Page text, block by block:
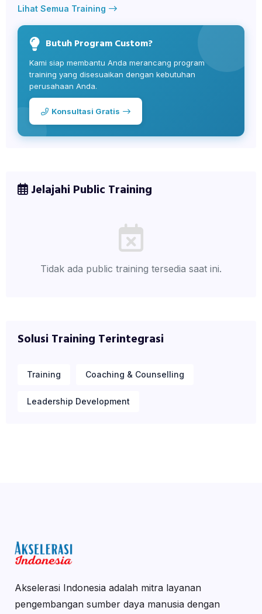
Lihat Semua Training
Butuh Program Custom?
Kami siap membantu Anda merancang program
training yang disesuaikan dengan kebutuhan
perusahaan Anda.
Konsultasi Gratis
Jelajahi Public Training
Tidak ada public training tersedia saat ini.
Solusi Training Terintegrasi
Training Coaching & Counselling
Leadership Development
Akselerasi Indonesia adalah mitra layanan
pengembangan sumber daya manusia dengan